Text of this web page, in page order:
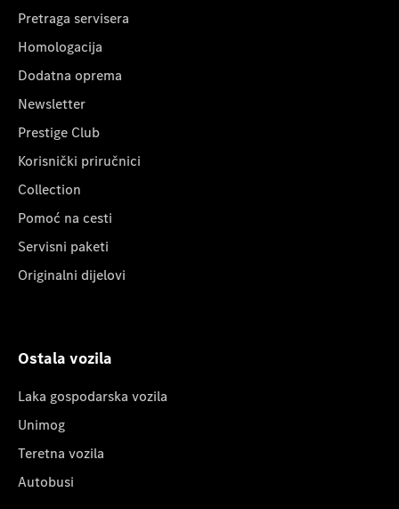
Pretraga servisera
Homologacija
Dodatna oprema
Newsletter
Prestige Club
Korisnički priručnici
Collection
Pomoć na cesti
Servisni paketi
Originalni dijelovi
Ostala vozila
Laka gospodarska vozila
Unimog
Teretna vozila
Autobusi